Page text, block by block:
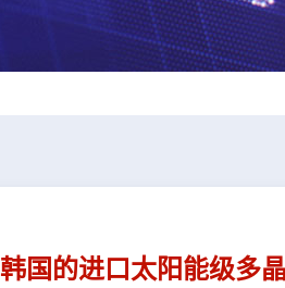
国的进口太阳能级多